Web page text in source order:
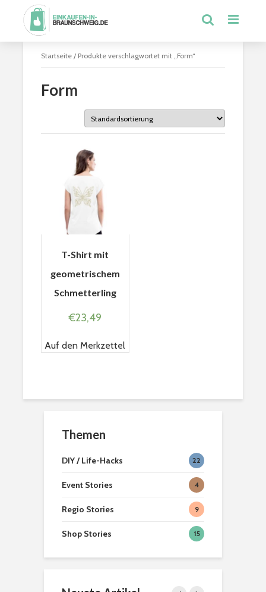
Startseite / Produkte verschlagwortet mit „Form“
Form
T-Shirt mit
geometrischem
Schmetterling
€23,49
Auf den Merkzettel
Themen
DIY / Life-Hacks 22
Event Stories 4
Regio Stories 9
Shop Stories 15
Braunschweiger
anbeißen
aus Kürbissen